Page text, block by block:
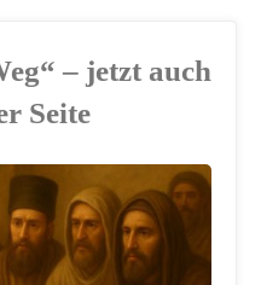
– jetzt auch
Seite